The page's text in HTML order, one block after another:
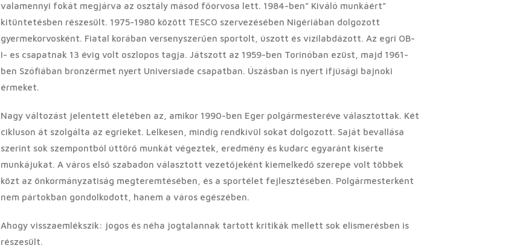
valamennyi fokát megjárva az osztály másod főorvosa lett. 1984-ben” Kiváló munkáért”
kitüntetésben részesült. 1975-1980 között TESCO szervezésében Nigériában dolgozott
gyermekorvosként. Fiatal korában versenyszerűen sportolt, úszott és vízilabdázott. Az egri OB-
I- es csapatnak 13 évig volt oszlopos tagja. Játszott az 1959-ben Torinóban ezüst, majd 1961-
ben Szófiában bronzérmet nyert Universiade csapatban. Úszásban is nyert ifjúsági bajnoki
érmeket.
Nagy változást jelentett életében az, amikor 1990-ben Eger polgármesteréve választottak. Két
cikluson át szolgálta az egrieket. Lelkesen, mindig rendkívül sokat dolgozott. Saját bevallása
szerint sok szempontból úttörő munkát végeztek, eredmény és kudarc egyaránt kísérte
munkájukat. A város első szabadon választott vezetőjeként kiemelkedő szerepe volt többek
közt az önkormányzatiság megteremtésében, és a sportélet fejlesztésében. Polgármesterként
nem pártokban gondolkodott, hanem a város egészében.
Ahogy visszaemlékszik: jogos és néha jogtalannak tartott kritikák mellett sok elismerésben is
részesült.